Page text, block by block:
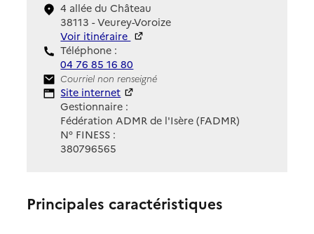
4 allée du Château
38113 - Veurey-Voroize
Voir itinéraire
Téléphone :
04 76 85 16 80
Contact
Courriel non renseigné
Site Internet
Site internet
Gestionnaire :
Fédération ADMR de l'Isère (FADMR)
N° FINESS :
380796565
Principales caractéristiques